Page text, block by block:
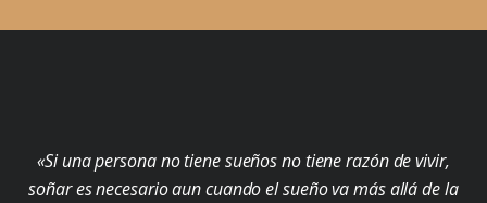
«Si una persona no tiene sueños no tiene razón de vivir,
soñar es necesario aun cuando el sueño va más allá de la